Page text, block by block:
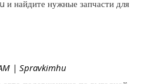
найдите нужные запчасти для
| Spravkimhu